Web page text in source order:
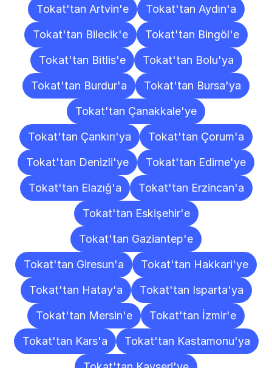
Tokat'tan Artvin'e
Tokat'tan Aydın'a
Tokat'tan Bilecik'e
Tokat'tan Bingöl'e
Tokat'tan Bitlis'e
Tokat'tan Bolu'ya
Tokat'tan Burdur'a
Tokat'tan Bursa'ya
Tokat'tan Çanakkale'ye
Tokat'tan Çankırı'ya
Tokat'tan Çorum'a
Tokat'tan Denizli'ye
Tokat'tan Edirne'ye
Tokat'tan Elazığ'a
Tokat'tan Erzincan'a
Tokat'tan Eskişehir'e
Tokat'tan Gaziantep'e
Tokat'tan Giresun'a
Tokat'tan Hakkari'ye
Tokat'tan Hatay'a
Tokat'tan Isparta'ya
Tokat'tan Mersin'e
Tokat'tan İzmir'e
Tokat'tan Kars'a
Tokat'tan Kastamonu'ya